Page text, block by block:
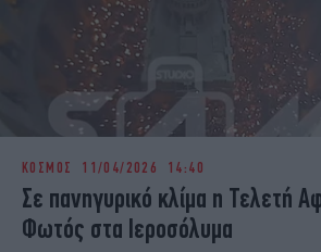
ΚΟΣΜΟΣ 11/04/2026 14:40
Σε πανηγυρικό κλίμα η Τελετή
Φωτός στα Ιεροσόλυμα